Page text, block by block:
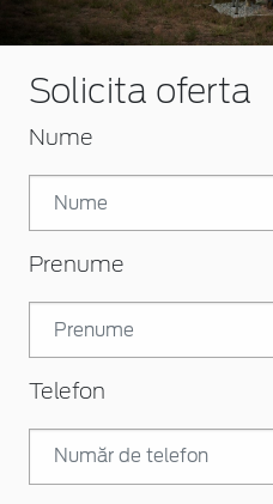
Solicita oferta
Nume
Prenume
Telefon